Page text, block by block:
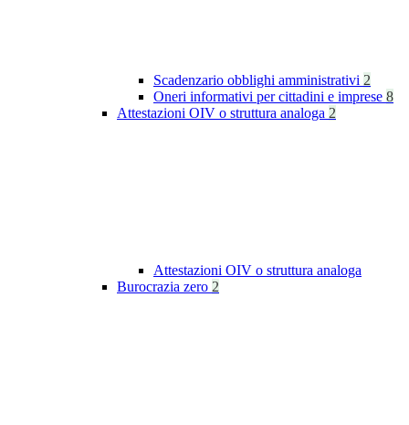
Scadenzario obblighi amministrativi 2
Oneri informativi per cittadini e imprese 8
Attestazioni OIV o struttura analoga 2
Attestazioni OIV o struttura analoga
Burocrazia zero 2